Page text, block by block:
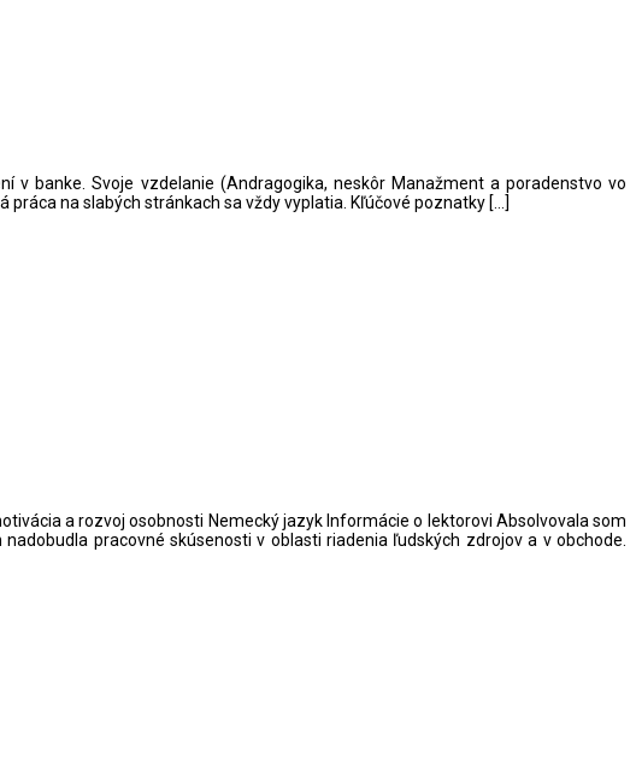
v banke. Svoje vzdelanie (Andragogika, neskôr Manažment a poradenstvo vo
na slabých stránkach sa vždy vyplatia. Kľúčové poznatky […]
a rozvoj osobnosti Nemecký jazyk Informácie o lektorovi Absolvovala som
pracovné skúsenosti v oblasti riadenia ľudských zdrojov a v obchode.